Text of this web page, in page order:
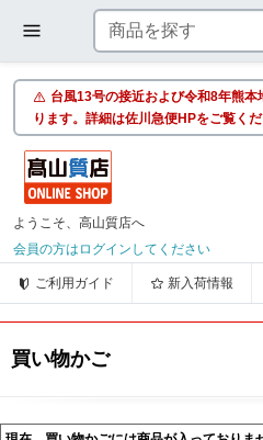
台風13号の接近および令和8年熊
ります。詳細は佐川急便HPをご覧くだ
ようこそ、高山質店へ
会員の方はログインしてください
ご利用ガイド 新入荷情報
買い物かご